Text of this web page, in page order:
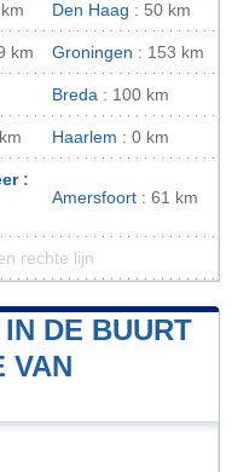
Den Haag : 50 km
km Groningen : 153 km
Breda : 100 km
Haarlem : 0 km
:
Amersfoort : 61 km
rechte lijn
DE BUURT
VAN